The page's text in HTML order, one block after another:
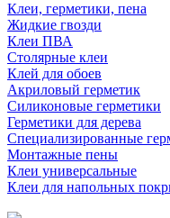
Клеи, герметики, пена
Жидкие гвозди
Клеи ПВА
Столярные клеи
Клей для обоев
Акриловый герметик
Силиконовые герметики
Герметики для дерева
Специализированные
Монтажные пены
Клеи универсальные
Клеи для напольных